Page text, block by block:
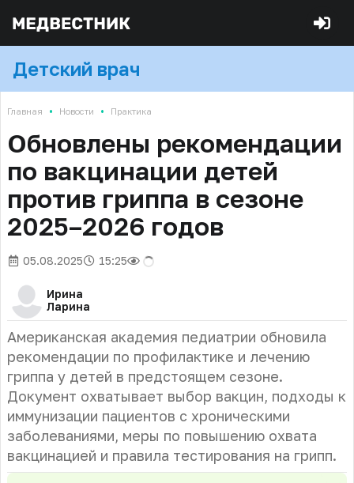
Детский врач
Главная • Новости • Практика
Обновлены рекомендации
по вакцинации детей
против гриппа в сезоне
2025–2026 годов
05.08.2025 15:25
Ирина
Ларина
Американская академия педиатрии обновила
рекомендации по профилактике и лечению
гриппа у детей в предстоящем сезоне.
Документ охватывает выбор вакцин, подходы к
иммунизации пациентов с хроническими
заболеваниями, меры по повышению охвата
вакцинацией и правила тестирования на грипп.